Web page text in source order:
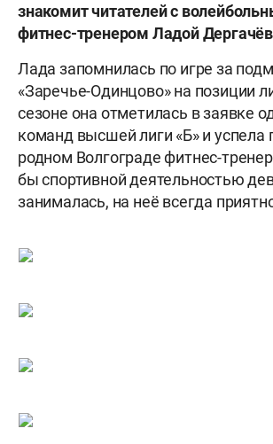
знакомит читателей с
фитнес-тренером Ладой
Лада запомнилась по игре за
«Заречье-Одинцово» на позиции
сезоне она отметилась в заявке
команд высшей лиги «Б» и успела
родном Волгограде фитнес-
бы спортивной деятельностью
занималась, на неё всегда